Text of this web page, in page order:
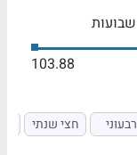
103.88
רבעוני חצי שנתי